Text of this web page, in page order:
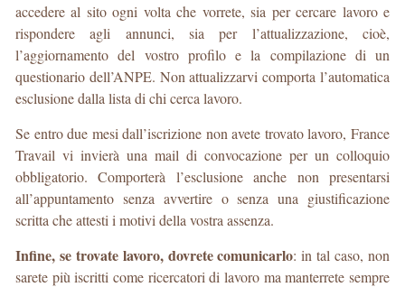
accedere al sito ogni volta che vorrete, sia per cercare lavoro e
rispondere agli annunci, sia per l’attualizzazione, cioè,
l’aggiornamento del vostro profilo e la compilazione di un
questionario dell’ANPE. Non attualizzarvi comporta l’automatica
esclusione dalla lista di chi cerca lavoro.
Se entro due mesi dall’iscrizione non avete trovato lavoro, France
Travail vi invierà una mail di convocazione per un colloquio
obbligatorio. Comporterà l’esclusione anche non presentarsi
all’appuntamento senza avvertire o senza una giustificazione
scritta che attesti i motivi della vostra assenza.
Infine, se trovate lavoro, dovrete comunicarlo: in tal caso, non
sarete più iscritti come ricercatori di lavoro ma manterrete sempre